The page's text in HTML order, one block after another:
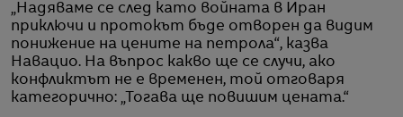
„Надяваме се след като войната в Иран
приключи и протокът бъде отворен да видим
понижение на цените на петрола“, казва
Навацио. На въпрос какво ще се случи, ако
конфликтът не е временен, той отговаря
категорично: „Тогава ще повишим цената.“